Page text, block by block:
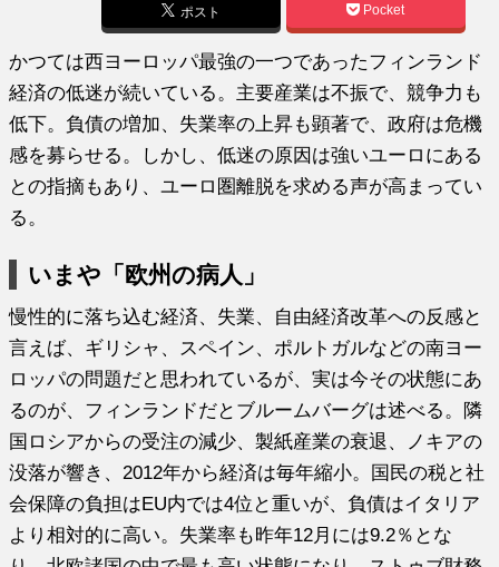
ポスト Pocket
かつては西ヨーロッパ最強の一つであったフィンランド
経済の低迷が続いている。主要産業は不振で、競争力も
低下。負債の増加、失業率の上昇も顕著で、政府は危機
感を募らせる。しかし、低迷の原因は強いユーロにある
との指摘もあり、ユーロ圏離脱を求める声が高まってい
る。
いまや「欧州の病人」
慢性的に落ち込む経済、失業、自由経済改革への反感と
言えば、ギリシャ、スペイン、ポルトガルなどの南ヨー
ロッパの問題だと思われているが、実は今その状態にあ
るのが、フィンランドだとブルームバーグは述べる。隣
国ロシアからの受注の減少、製紙産業の衰退、ノキアの
没落が響き、2012年から経済は毎年縮小。国民の税と社
会保障の負担はEU内では4位と重いが、負債はイタリア
より相対的に高い。失業率も昨年12月には9.2％とな